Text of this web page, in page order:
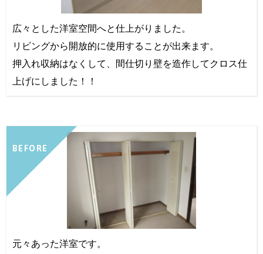
広々とした洋室空間へと仕上がりました。
リビングから開放的に使用することが出来ます。
押入れ収納はなくして、間仕切り壁を造作してクロス仕
上げにしました！！
BEFORE
元々あった洋室です。